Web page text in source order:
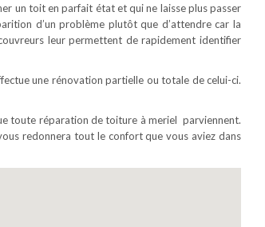
un toit en parfait état et qui ne laisse plus passer
d’un problème plutôt que d’attendre car la
leur permettent de rapidement identifier
une rénovation partielle ou totale de celui-ci.
toute réparation de toiture à meriel parviennent.
redonnera tout le confort que vous aviez dans